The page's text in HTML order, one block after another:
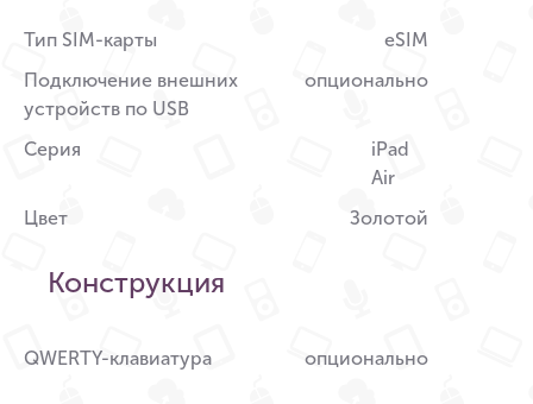
Тип SIM-карты
eSIM
Подключение внешних
устройств по USB
опционально
Серия
iPad
Air
Цвет
Золотой
Конструкция
QWERTY-клавиатура опционально